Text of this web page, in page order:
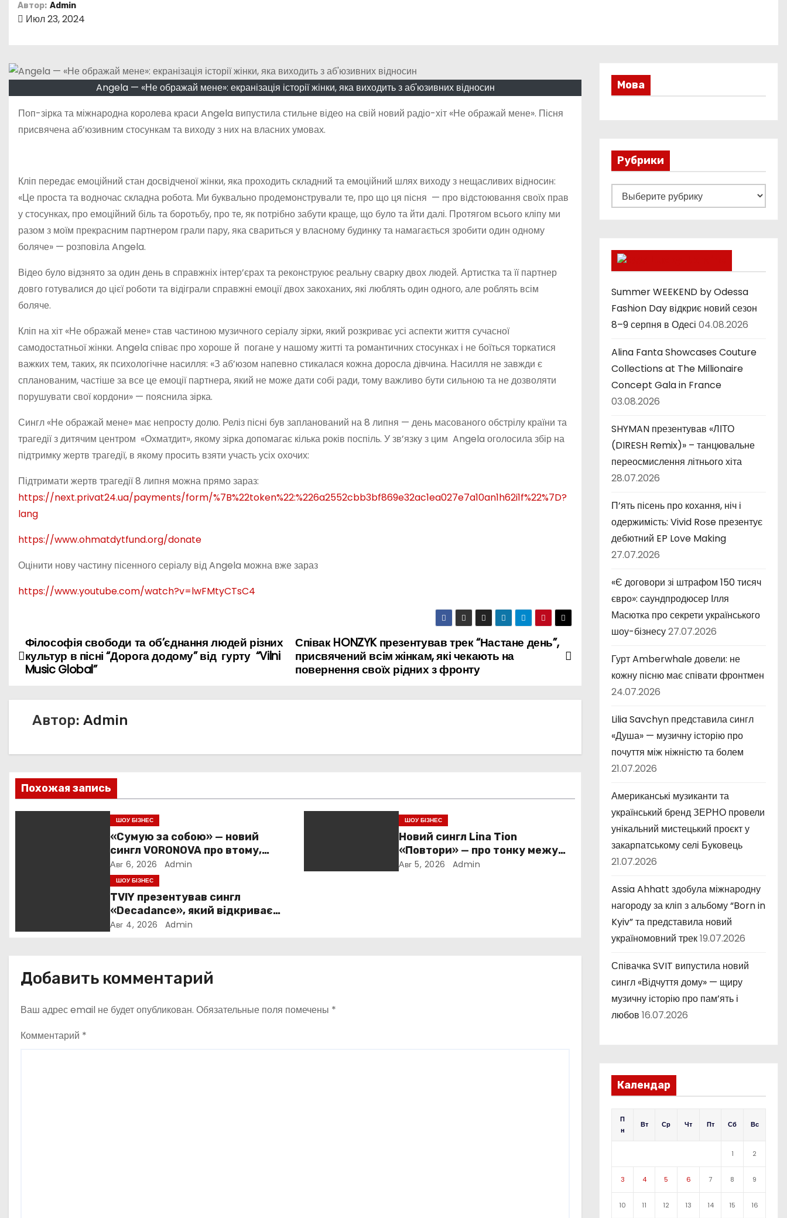
Автор: Admin
Июл 23, 2024
Angela — «Не ображай мене»: екранізація історії жінки, яка виходить з аб'юзивних відносин
Поп-зірка та міжнародна королева краси Angela випустила стильне відео на свій новий радіо-хіт «Не ображай мене». Пісня
присвячена аб’юзивним стосункам та виходу з них на власних умовах.
Кліп передає емоційний стан досвідченої жінки, яка проходить складний та емоційний шлях виходу з нещасливих відносин:
«Це проста та водночас складна робота. Ми буквально продемонстрували те, про що ця пісня — про відстоювання своїх прав
у стосунках, про емоційний біль та боротьбу, про те, як потрібно забути краще, що було та йти далі. Протягом всього кліпу ми
разом з моїм прекрасним партнером грали пару, яка свариться у власному будинку та намагається зробити один одному
боляче» — розповіла Angela.
Відео було відзнято за один день в справжніх інтер’єрах та реконструює реальну сварку двох людей. Артистка та її партнер
довго готувалися до цієї роботи та відіграли справжні емоції двох закоханих, які люблять один одного, але роблять всім
боляче.
Кліп на хіт «Не ображай мене» став частиною музичного серіалу зірки, який розкриває усі аспекти життя сучасної
самодостатньої жінки. Angela співає про хороше й погане у нашому житті та романтичних стосунках і не боїться торкатися
важких тем, таких, як психологічне насилля: «З аб’юзом напевно стикалася кожна доросла дівчина. Насилля не завжди є
спланованим, частіше за все це емоції партнера, який не може дати собі ради, тому важливо бути сильною та не дозволяти
порушувати свої кордони» — пояснила зірка.
Сингл «Не ображай мене» має непросту долю. Реліз пісні був запланований на 8 липня — день масованого обстрілу країни та
трагедії з дитячим центром «Охматдит», якому зірка допомагає кілька років поспіль. У зв’язку з цим Angela оголосила збір на
підтримку жертв трагедії, в якому просить взяти участь усіх охочих:
Підтримати жертв трагедії 8 липня можна прямо зараз:
https://next.privat24.ua/payments/form/%7B%22token%22:%226a2552cbb3bf869e32ac1ea027e7a10an1h62i1f%22%7D?
lang
https://www.ohmatdytfund.org/donate
Оцінити нову частину пісенного серіалу від Angela можна вже зараз
https://www.youtube.com/watch?v=lwFMtyCTsC4
Н
а
в
ц
п
и
с
я
Співак HONZYK презентував трек “Настане день”,
присвячений всім жінкам, які чекають на
повернення своїх рідних з фронту
Філософія свободи та об’єднання людей різних
культур в пісні “Дорога додому” від гурту “Vilni
Music Global”
Автор: Admin
Похожая запись
ШОУ БІЗНЕС
«Сумую за собою» — новий
сингл VORONOVA про втому,
силу та повернення до себе
Авг 6, 2026 Admin
ШОУ БІЗНЕС
Новий сингл Lina Tion
«Повтори» — про тонку межу
між коханням, залежністю та
Авг 5, 2026 Admin
ШОУ БІЗНЕС
TVIY презентував сингл
«Decadance», який відкриває
нову сторінку українського
Авг 4, 2026 Admin
Добавить комментарий
Ваш адрес email не будет опубликован. Обязательные поля помечены *
Комментарий *
Мова
Рубрики
у
к
и
Summer WEEKEND by Odessa
Fashion Day відкриє новий сезон
8–9 серпня в Одесі 04.08.2026
Alina Fanta Showcases Couture
Collections at The Millionaire
Concept Gala in France
03.08.2026
SHYMAN презентував «ЛІТО
(DIRESH Remix)» – танцювальне
переосмислення літнього хіта
28.07.2026
П’ять пісень про кохання, ніч і
одержимість: Vivid Rose презентує
дебютний EP Love Making
27.07.2026
«Є договори зі штрафом 150 тисяч
євро»: саундпродюсер Ілля
Масютка про секрети українського
шоу-бізнесу27.07.2026
Гурт Amberwhale довели: не
кожну пісню має співати фронтмен
24.07.2026
Lilia Savchyn представила сингл
«Душа» — музичну історію про
почуття між ніжністю та болем
21.07.2026
Американські музиканти та
український бренд ЗЕРНО провели
унікальний мистецький проєкт у
закарпатському селі Буковець
21.07.2026
Assia Ahhatt здобула міжнародну
нагороду за кліп з альбому “Born in
Kyiv” та представила новий
україномовний трек19.07.2026
Співачка SVIT випустила новий
сингл «Відчуття дому» — щиру
музичну історію про пам’ять і
любов 16.07.2026
Календар
П
н
Вт Ср Чт Пт Сб Вс
1 2
3 4 5 6 7 8 9
10 11 12 13 14 15 16